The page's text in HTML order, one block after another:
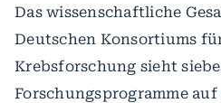
Das wissenschaftliche
Deutschen Konsortiums
Krebsforschung sieht
Forschungsprogramme auf